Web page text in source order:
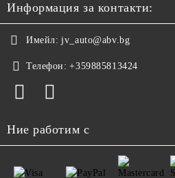
Информация за контакти:
Имейл: jv_auto@abv.bg
Телефон: +359885813424
Ние работим с